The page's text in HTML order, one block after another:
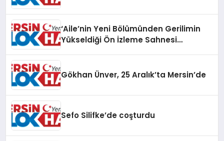
‘Aile’nin Yeni Bölümünden Gerilimin
Yükseldiği Ön İzleme Sahnesi
Gökhan Ünver, 25 Aralık’ta Mersin’de
Sefo Silifke’de coşturdu